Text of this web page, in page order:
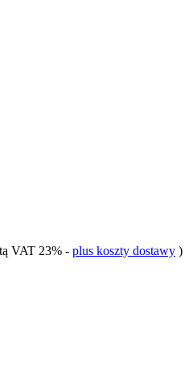
VAT 23% - plus koszty dostawy )